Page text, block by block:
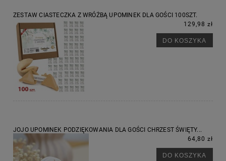
ZESTAW CIASTECZKA Z WRÓŻBĄ UPOMINEK DLA GOŚCI 100SZT.
129,98 zł
DO KOSZYKA
JOJO UPOMINEK PODZIĘKOWANIA DLA GOŚCI CHRZEST ŚWIĘTY...
64,80 zł
DO KOSZYKA